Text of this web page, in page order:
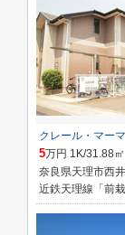
クレール・マーマ
5万円 1K/31.88㎡
奈良県天理市西
近鉄天理線「前